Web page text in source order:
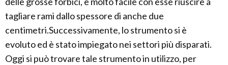
tagliare rami dallo spessore di anche due
centimetri.Successivamente, lo strumento si è
evoluto ed è stato impiegato nei settori più disparati.
Oggi si può trovare tale strumento in utilizzo, per